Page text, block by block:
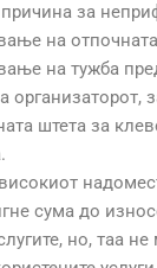
за
на
на тужба
организаторот,
штета за
сума до
но, таа